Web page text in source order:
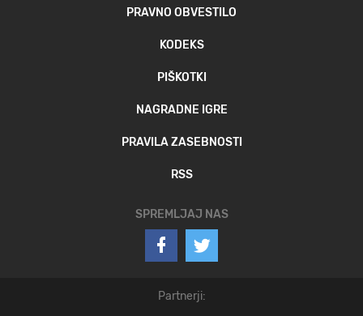
PRAVNO OBVESTILO
KODEKS
PIŠKOTKI
NAGRADNE IGRE
PRAVILA ZASEBNOSTI
RSS
SPREMLJAJ NAS
Partnerji: